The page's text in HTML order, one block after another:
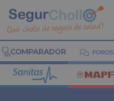
FOROS